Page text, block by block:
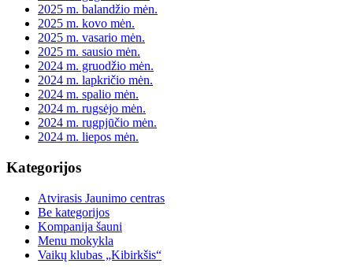
2025 m. balandžio mėn.
2025 m. kovo mėn.
2025 m. vasario mėn.
2025 m. sausio mėn.
2024 m. gruodžio mėn.
2024 m. lapkričio mėn.
2024 m. spalio mėn.
2024 m. rugsėjo mėn.
2024 m. rugpjūčio mėn.
2024 m. liepos mėn.
Kategorijos
Atvirasis Jaunimo centras
Be kategorijos
Kompanija šauni
Menu mokykla
Vaikų klubas „Kibirkšis“